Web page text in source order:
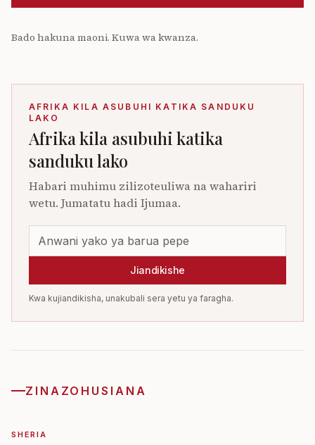
Bado hakuna maoni. Kuwa wa kwanza.
AFRIKA KILA ASUBUHI KATIKA SANDUKU
LAKO
Afrika kila asubuhi katika
sanduku lako
Habari muhimu zilizoteuliwa na wahariri
wetu. Jumatatu hadi Ijumaa.
Jiandikishe
Kwa kujiandikisha, unakubali sera yetu ya faragha.
ZINAZOHUSIANA
SHERIA